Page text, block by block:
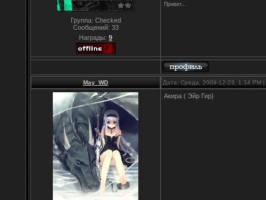
Группа: Checked
Сообщений: 33
Награды: 9
Привет...
May_WD Дата: Среда, 2009-12-23, 1:34
Акира ( Эйр Гир)